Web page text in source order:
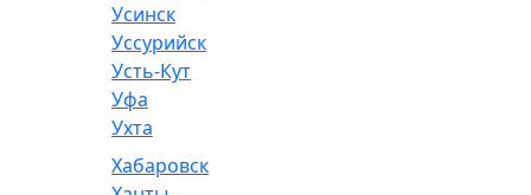
Усинск
Уссурийск
Усть-Кут
Уфа
Ухта
Хабаровск